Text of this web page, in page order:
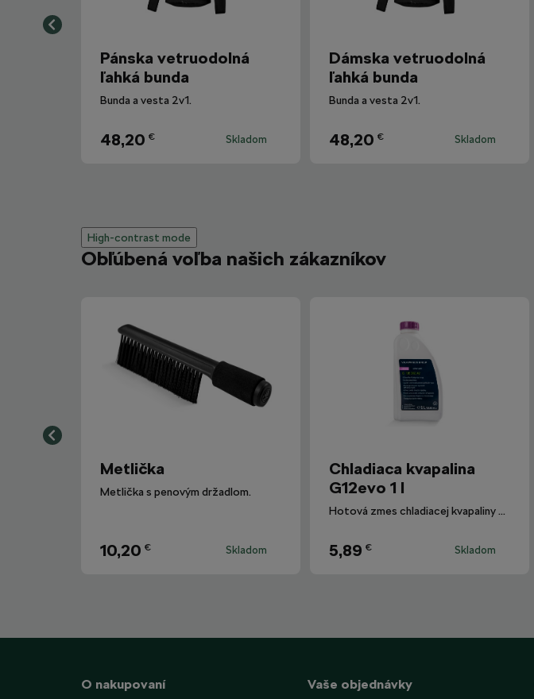
Pánska vetruodolná
ľahká bunda
Bunda a vesta 2v1.
48,20 € Skladom
Dámska vetruodolná
ľahká bunda
Bunda a vesta 2v1.
48,20 € Skladom
High-contrast mode
Obľúbená voľba našich zákazníkov
Metlička
Metlička s penovým držadlom.
10,20 € Skladom
Chladiaca kvapalina
G12evo 1 l
Hotová zmes chladiacej kvapaliny G12evo pre všetky vozidlá Škoda.
5,89 € Skladom
O nakupovaní Vaše objednávky